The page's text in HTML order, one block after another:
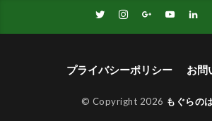
プライバシーポリシー お問
© Copyright 2026 もぐらの